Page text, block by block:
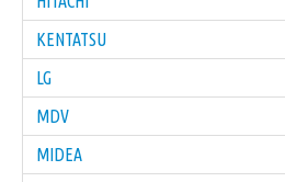
KENTATSU
LG
MDV
MIDEA